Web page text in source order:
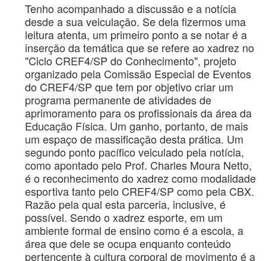
Tenho acompanhado a discussão e a notícia
desde a sua veiculação. Se dela fizermos uma
leitura atenta, um primeiro ponto a se notar é a
inserção da temática que se refere ao xadrez no
"Ciclo CREF4/SP do Conhecimento", projeto
organizado pela Comissão Especial de Eventos
do CREF4/SP que tem por objetivo criar um
programa permanente de atividades de
aprimoramento para os profissionais da área da
Educação Física. Um ganho, portanto, de mais
um espaço de massificação desta prática. Um
segundo ponto pacífico veiculado pela notícia,
como apontado pelo Prof. Charles Moura Netto,
é o reconhecimento do xadrez como modalidade
esportiva tanto pelo CREF4/SP como pela CBX.
Razão pela qual esta parceria, inclusive, é
possível. Sendo o xadrez esporte, em um
ambiente formal de ensino como é a escola, a
área que dele se ocupa enquanto conteúdo
pertencente à cultura corporal de movimento é a